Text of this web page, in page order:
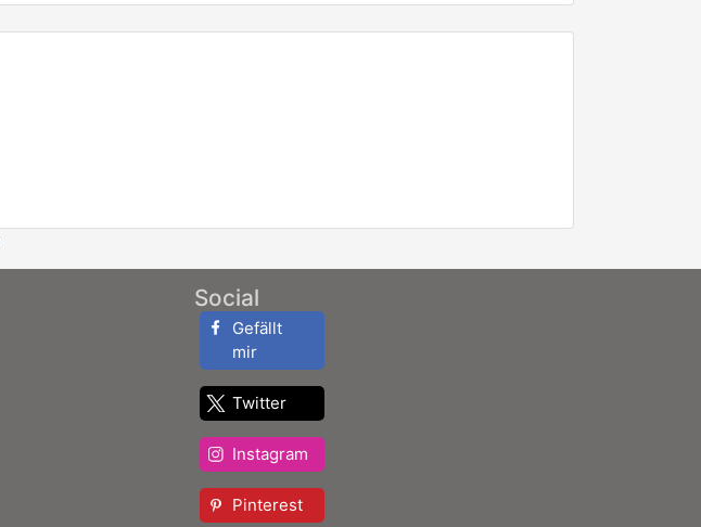
Social
Gefällt
mir
Twitter
Instagram
Pinterest